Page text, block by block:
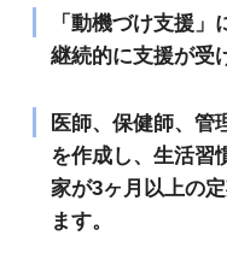
「動機づけ支援」
継続的に支援が受
医師、保健師、管
を作成し、生活習
家が3ヶ月以上の
ます。